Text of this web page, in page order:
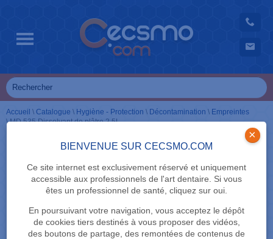
BIENVENUE SUR CECSMO.COM
Ce site internet est exclusivement réservé et uniquement
accessible aux professionnels de l'art dentaire. Si vous
êtes un professionnel de santé, cliquez sur oui.
En poursuivant votre navigation, vous acceptez le dépôt
de cookies tiers destinés à vous proposer des vidéos,
des boutons de partage, des remontées de contenus de
×
Accueil \ Catalogue \ Hygiène - Protection \ Décontamination \ Empreintes
\MD 535 Dissolvant de plâtre 2,5L